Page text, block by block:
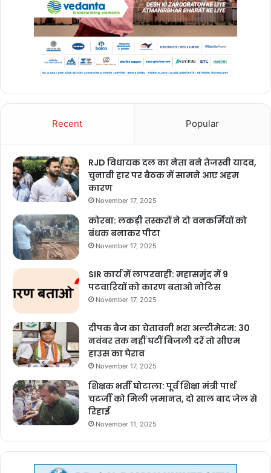
Recent Popular
RJD विधायक दल का नेता बने तेजस्वी यादव,
चुनावी हार पर बैठक में सामने आए अहम
कारण
November 17, 2025
कोरबा: लकड़ी तस्करों ने दो वनकर्मियों को
बंधक बनाकर पीटा
November 17, 2025
SIR कार्य में लापरवाही: महासमुंद में 9
पटवारियों को कारण बताओ नोटिस
November 17, 2025
दीपक बैज का चेतावनी भरा अल्टीमेटम: 30
नवंबर तक नहीं घटीं बिजली दरें तो सीएम
हाउस का घेराव
November 17, 2025
शिक्षक भर्ती घोटाला: पूर्व शिक्षा मंत्री पार्थ
चटर्जी को मिली ज़मानत, दो साल बाद जेल से
रिहाई
November 11, 2025